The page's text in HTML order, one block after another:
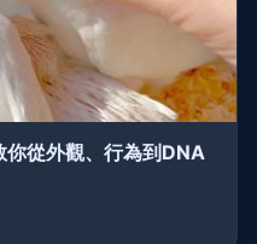
你從外觀、行為到DNA